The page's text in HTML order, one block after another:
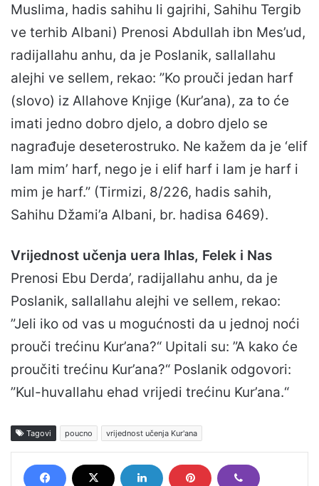
Muslima, hadis sahihu li gajrihi, Sahihu Tergib
ve terhib Albani) Prenosi Abdullah ibn Mes’ud,
radijallahu anhu, da je Poslanik, sallallahu
alejhi ve sellem, rekao: ”Ko prouči jedan harf
(slovo) iz Allahove Knjige (Kur’ana), za to će
imati jedno dobro djelo, a dobro djelo se
nagrađuje deseterostruko. Ne kažem da je ‘elif
lam mim’ harf, nego je i elif harf i lam je harf i
mim je harf.” (Tirmizi, 8/226, hadis sahih,
Sahihu Džami’a Albani, br. hadisa 6469).
Vrijednost učenja uera Ihlas, Felek i Nas
Prenosi Ebu Derda’, radijallahu anhu, da je
Poslanik, sallallahu alejhi ve sellem, rekao:
”Jeli iko od vas u mogućnosti da u jednoj noći
prouči trećinu Kur’ana?“ Upitali su: ”A kako će
proučiti trećinu Kur’ana?“ Poslanik odgovori:
”Kul-huvallahu ehad vrijedi trećinu Kur’ana.“
Tagovi poucno vrijednost učenja Kur'ana